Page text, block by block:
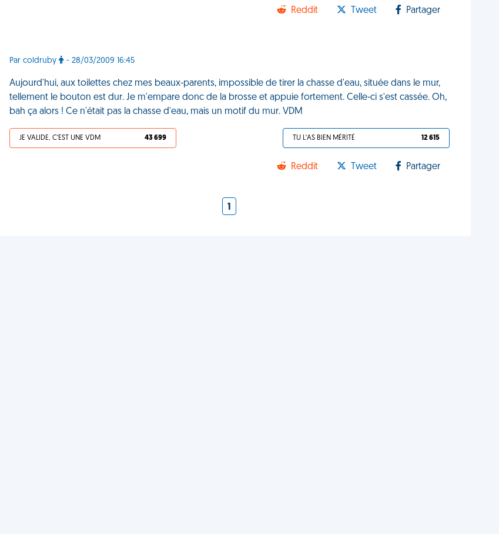
Reddit Tweet Partager
Par coldruby - 28/03/2009 16:45
Aujourd'hui, aux toilettes chez mes beaux-parents, impossible de tirer la chasse d'eau, située dans le mur,
tellement le bouton est dur. Je m'empare donc de la brosse et appuie fortement. Celle-ci s'est cassée. Oh,
bah ça alors ! Ce n'était pas la chasse d'eau, mais un motif du mur. VDM
JE VALIDE, C'EST UNE VDM 43 699 TU L'AS BIEN MÉRITÉ 12 615
Reddit Tweet Partager
1